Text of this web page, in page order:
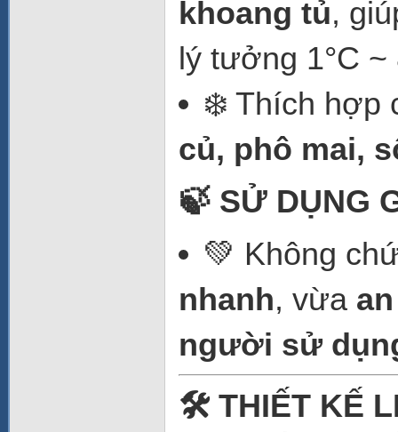
khoang tủ,
lý tưởng 1°C ~
❄️ Thích hợp
củ, phô mai,
🍃 SỬ DỤNG
💚 Không
nhanh, vừa
người sử
🛠️ THIẾT KẾ